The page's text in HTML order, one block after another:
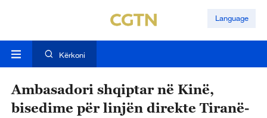
Language
Kërkoni
Ambasadori shqiptar në Kinë,
bisedime për linjën direkte Tiranë-